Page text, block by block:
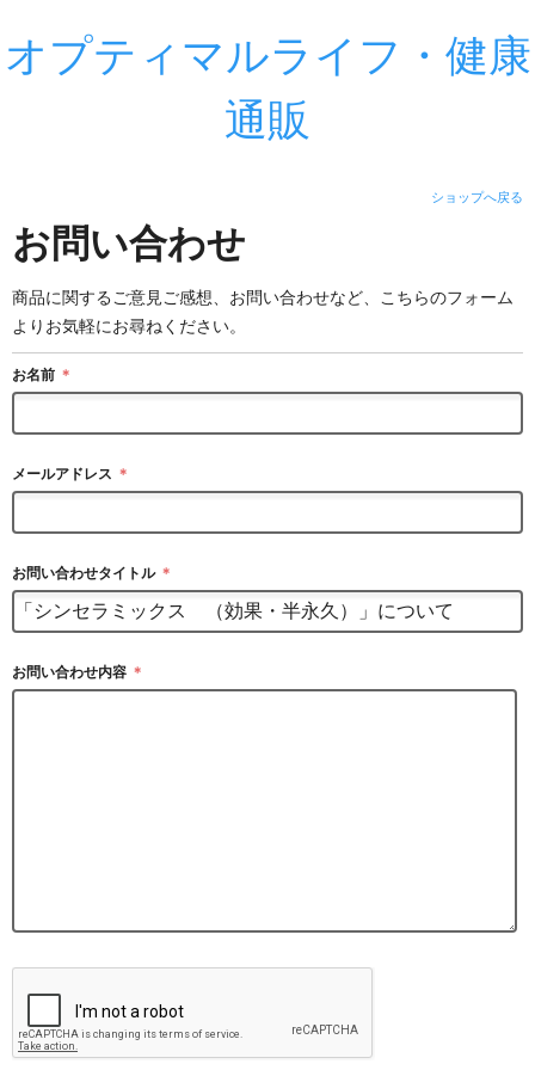
オプティマルライフ・健康
通販
ショップへ戻る
お問い合わせ
商品に関するご意見ご感想、お問い合わせなど、こちらのフォーム
よりお気軽にお尋ねください。
お名前 ＊
メールアドレス ＊
お問い合わせタイトル ＊
お問い合わせ内容 ＊